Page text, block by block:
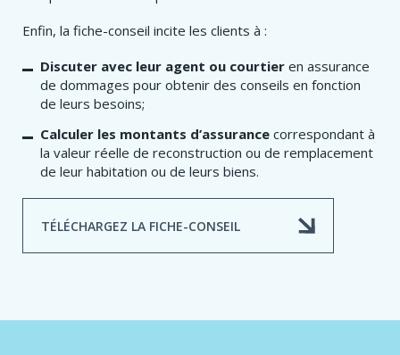
Enfin, la fiche-conseil incite les clients à :
Discuter avec leur agent ou courtier en assurance
de dommages pour obtenir des conseils en fonction
de leurs besoins;
Calculer les montants d’assurance correspondant à
la valeur réelle de reconstruction ou de remplacement
de leur habitation ou de leurs biens.
TÉLÉCHARGEZ LA FICHE-CONSEIL